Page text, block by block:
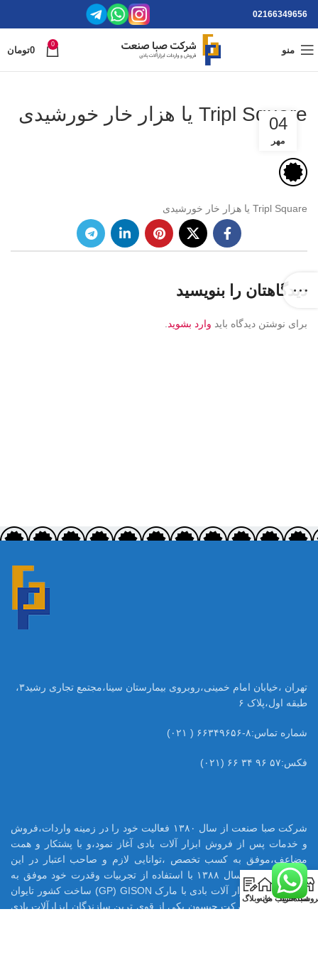
02166349656
منو
0
0تومان
Tripl Square یا هزار خار خورشیدی
04
مهر
Tripl Square یا هزار خار خورشیدی
دیدگاهتان را بنویسید
برای نوشتن دیدگاه باید وارد بشوید
تهران ،خیابان امام خمینی،روبروی بیمارستان سینا،مجتمع تجاری رشید۳،
طبقه اول،پلاک ۶
شماره تماس:۸-۶۶۳۴۹۶۵۶ ( ۰۲۱)
فکس:۵۷ ۹۶ ۳۴ ۶۶ (۰۲۱)
شرکت صبا صنعت از سال ۱۳۸۰ فعالیت خود را در زمینه واردات،فروش
و خدمات پس از فروش ابزار آلات بادی آغاز نمود،و با پشتکار و همت
مضاعف،موفق به کسب تخصص ،توانایی لازم و صاحب اعتبار در این
حرفه گردید.در سال ۱۳۸۸ با استفاده از تجربیات وقدرت خود موفق به
اخذ نمایندگی ابزار آلات بادی با مارک GP) GISON) ساخت کشور تایوان
در ایران شود.شرکت جیسون یکی از قوی ترین سازندگان ابزارآلات بادی
سبد خرید
حساب من
خانهوبلاگ